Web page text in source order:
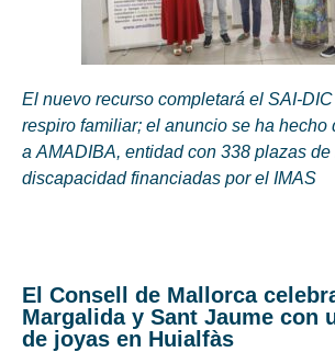
El nuevo recurso completará el SAI-
respiro familiar; el anuncio se ha hecho
a AMADIBA, entidad con 338 plazas de
discapacidad financiadas por el IMAS
El Consell de Mallorca
Margalida y Sant Jaume con
de joyas en Huialfàs